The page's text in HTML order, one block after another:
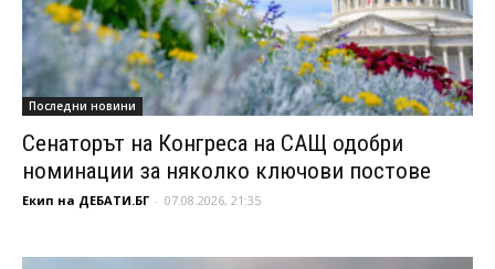
Последни новини
Сенаторът на Конгреса на САЩ одобри
номинации за няколко ключови постове
Екип на ДЕБАТИ.БГ - 07.08.2026, 21:35